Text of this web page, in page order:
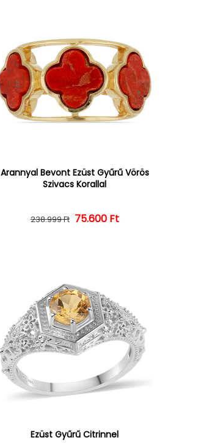
Arannyal Bevont Ezüst Gyűrű Vörös
Szivacs Korallal
Normál ár
238.999 Ft Kedvezményes ár
75.600 Ft
Ezüst Gyűrű Citrinnel